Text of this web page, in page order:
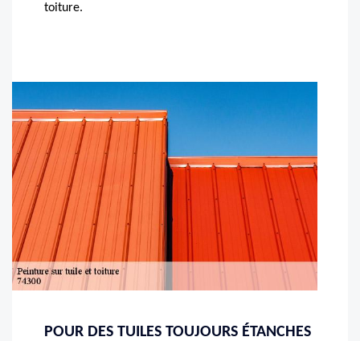
toiture.
POUR DES TUILES TOUJOURS ÉTANCHES